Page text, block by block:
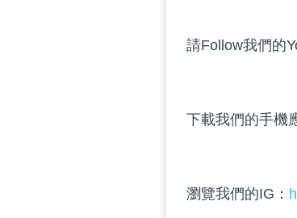
請Follow我們的
下載我們的手機
瀏覽我們的IG：